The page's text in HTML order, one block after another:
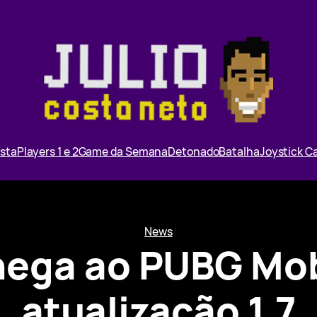
Players 1 e 2Game da SemanaDetonadoBatalhaJoystick
News
ao PUBG